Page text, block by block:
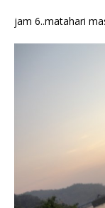
jam 6..matahari